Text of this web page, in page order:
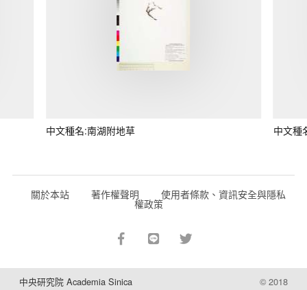
中文種名:南湖附地草 中文種
關於本站 著作權聲明 使用者條款、資訊安全與隱私
權政策
中央研究院 Academia Sinica © 2018